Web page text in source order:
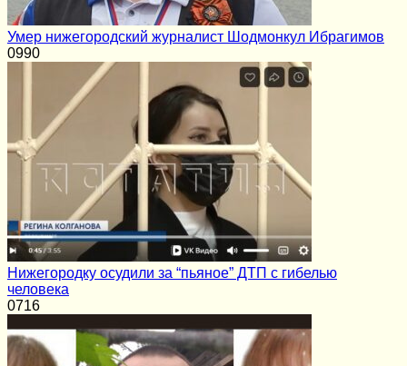
Умер нижегородский журналист Шодмонкул Ибрагимов
0990
Нижегородку осудили за “пьяное” ДТП с гибелью
человека
0716